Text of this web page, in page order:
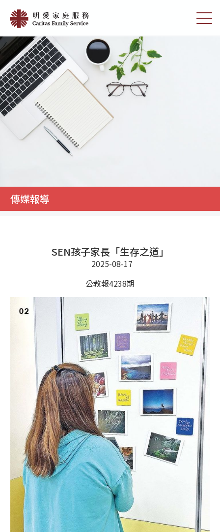
main
content
切
傳
報
導
|
明
愛
庭
傳媒報導
SEN孩子家長「生存之道」
2025-08-17
公教報4238期